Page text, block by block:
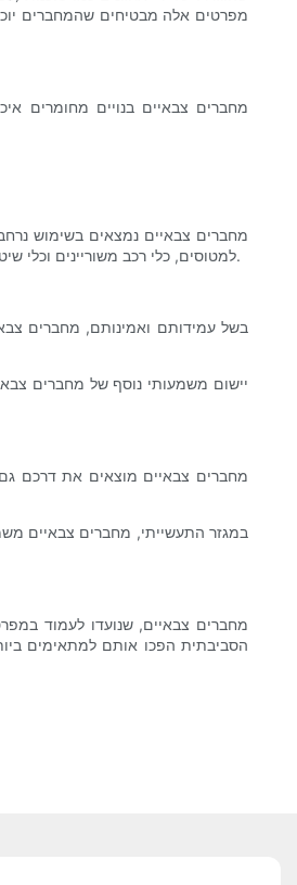
מחברים צבאיים בנויים מחומרים
מחברים צבאיים נמצאים בשימוש
למטוסים, כלי רכב משוריינים וכלי שיט ימיים. הם מאפשרים העברת נתונים אמינה, אספקת חשמל וקישוריות אותות בציוד קריטי למשימה, ובכך תורמים ליעילות התפעולית והאפקטיביות הכוללת של הכוחות המזוינים.
בשל עמידותם ואמינותם, מחברים
יישום משמעותי נוסף של מחברים
מחברים צבאיים מוצאים את דרכם גם
במגזר התעשייתי, מחברים צבאיים
מחברים צבאיים, שנועדו לעמוד
הסביבתית הפכו אותם למתאימים